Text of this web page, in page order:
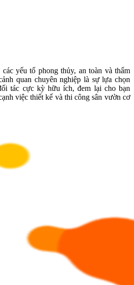
yếu tố phong thủy, an toàn và thẩm
quan chuyên nghiệp là sự lựa chọn
tác cực kỳ hữu ích, đem lại cho bạn
việc thiết kế và thi công sân vườn cơ